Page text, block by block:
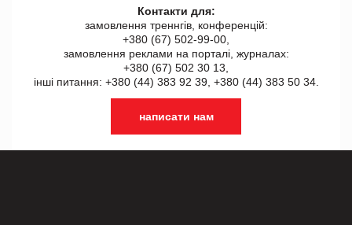
Контакти для:
замовлення треннгів, конференцій:
+380 (67) 502-99-00,
замовлення реклами на порталі, журналах:
+380 (67) 502 30 13,
інші питання: +380 (44) 383 92 39, +380 (44) 383 50 34.
написати нам